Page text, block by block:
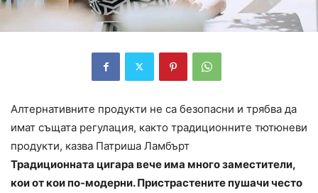
Алтернативните продукти не са безопасни и трябва да
имат същата регулация, както традиционните тютюневи
продукти, казва Патриша Ламбърт
Традиционната цигара вече има много заместители,
кои от кои по-модерни. Пристрастените пушачи често